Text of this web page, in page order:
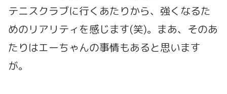
テニスクラブに行くあたりから、強くなるた
めのリアリティを感じます(笑)。まあ、そのあ
たりはエーちゃんの事情もあると思います
が。